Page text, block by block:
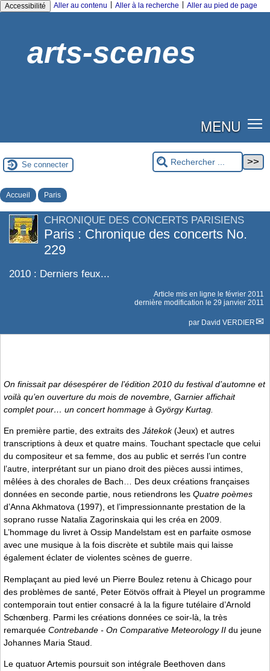
Accessibilité Aller au contenu Aller à la recherche Aller au pied de page
arts-scenes
MENU
Se connecter
Accueil Paris
CHRONIQUE DES CONCERTS PARISIENS
Paris : Chronique des concerts No.
229
2010 : Derniers feux...
Article mis en ligne le février 2011
dernière modification le 29 janvier 2011
par David VERDIER
On finissait par désespérer de l’édition 2010 du festival d’automne et
voilà qu’en ouverture du mois de novembre, Garnier affichait
complet pour… un concert hommage à György Kurtag.
En première partie, des extraits des Játekok(Jeux) et autres
transcriptions à deux et quatre mains. Touchant spectacle que celui
du compositeur et sa femme, dos au public et serrés l’un contre
l’autre, interprétant sur un piano droit des pièces aussi intimes,
mêlées à des chorales de Bach… Des deux créations françaises
données en seconde partie, nous retiendrons les Quatre poèmes
d’Anna Akhmatova (1997), et l’impressionnante prestation de la
soprano russe Natalia Zagorinskaia qui les créa en 2009.
L’hommage du livret à Ossip Mandelstam est en parfaite osmose
avec une musique à la fois discrète et subtile mais qui laisse
également éclater de violentes scènes de guerre.
Remplaçant au pied levé un Pierre Boulez retenu à Chicago pour
des problèmes de santé, Peter Eötvös offrait à Pleyel un programme
contemporain tout entier consacré à la la figure tutélaire d’Arnold
Schœnberg. Parmi les créations données ce soir-là, la très
remarquée Contrebande - On Comparative Meteorology II du jeune
Johannes Maria Staud.
Le quatuor Artemis poursuit son intégrale Beethoven dans